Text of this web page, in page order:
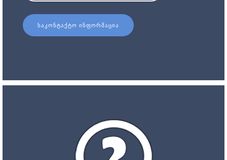
ᲡᲐᲙᲝᲜᲢᲐᲥᲢᲝ ᲘᲜᲤᲝᲠᲛᲐᲪᲘᲐ